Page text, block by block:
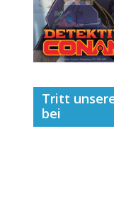
Tritt
bei